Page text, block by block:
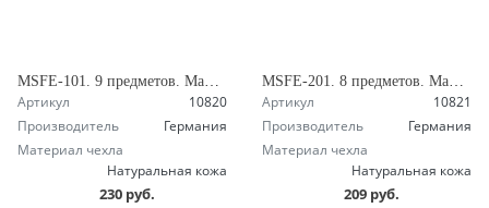
Артикул
10820
Производитель
Германия
Материал чехла
Натуральная кожа
230 руб.
Артикул
10821
Производитель
Германия
Материал чехла
Натуральная кожа
209 руб.